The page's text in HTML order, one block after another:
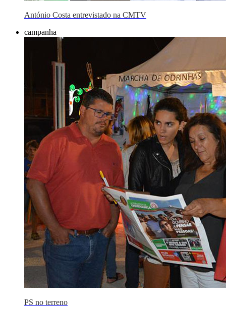
António Costa entrevistado na CMTV
campanha
PS no terreno